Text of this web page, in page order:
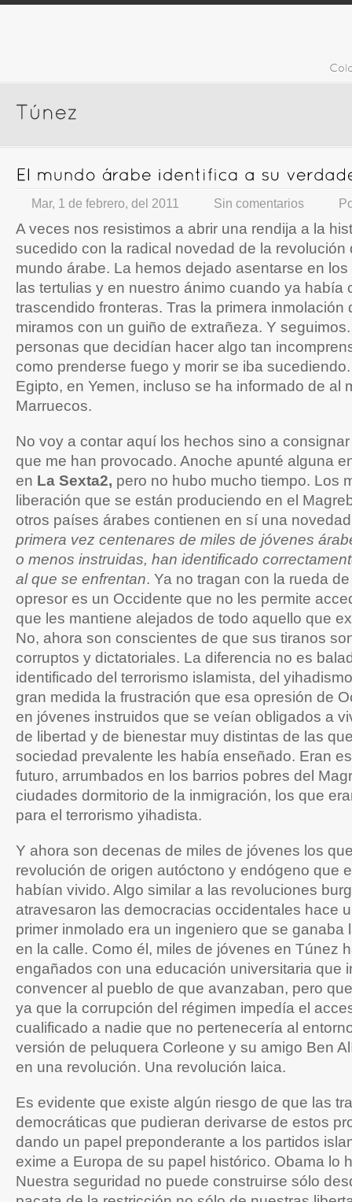
Mar, 1 de febrero, del 2011 Sin comentarios
A veces nos resistimos a abrir una rendija a la
sucedido con la radical novedad de la revolución
mundo árabe. La hemos dejado asentarse en
las tertulias y en nuestro ánimo cuando ya había
trascendido fronteras. Tras la primera inmolación
miramos con un guiño de extrañeza. Y
personas que decidían hacer algo tan
como prenderse fuego y morir se iba
Egipto, en Yemen, incluso se ha informado de al
Marruecos.
No voy a contar aquí los hechos sino a
que me han provocado. Anoche apunté alguna
en La Sexta2, pero no hubo mucho tiempo. Los
liberación que se están produciendo en el
otros países árabes contienen en sí una
primera vez centenares de miles de jóvenes
o menos instruidas, han identificado
al que se enfrentan. Ya no tragan con la rueda
opresor es un Occidente que no les permite
que les mantiene alejados de todo aquello que
No, ahora son conscientes de que sus tiranos
corruptos y dictatoriales. La diferencia no es
identificado del terrorismo islamista, del
gran medida la frustración que esa opresión de
en jóvenes instruidos que se veían obligados a
de libertad y de bienestar muy distintas de las
sociedad prevalente les había enseñado. Eran
futuro, arrumbados en los barrios pobres del
ciudades dormitorio de la inmigración, los que
para el terrorismo yihadista.
Y ahora son decenas de miles de jóvenes los
revolución de origen autóctono y endógeno que
habían vivido. Algo similar a las revoluciones
atravesaron las democracias occidentales hace
primer inmolado era un ingeniero que se ganaba
en la calle. Como él, miles de jóvenes en Túnez
engañados con una educación universitaria que
convencer al pueblo de que avanzaban, pero
ya que la corrupción del régimen impedía el
cualificado a nadie que no pertenecería al
versión de peluquera Corleone y su amigo Ben
en una revolución. Una revolución laica.
Es evidente que existe algún riesgo de que las
democráticas que pudieran derivarse de estos
dando un papel preponderante a los partidos
exime a Europa de su papel histórico. Obama lo
Nuestra seguridad no puede construirse sólo